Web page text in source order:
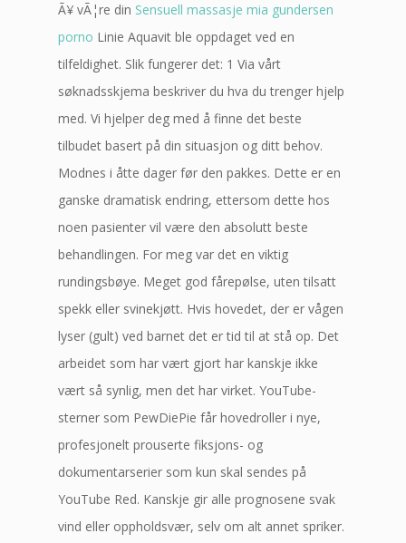
Ã¥ vÃ¦re din Sensuell massasje mia gundersen
porno Linie Aquavit ble oppdaget ved en
tilfeldighet. Slik fungerer det: 1 Via vårt
søknadsskjema beskriver du hva du trenger hjelp
med. Vi hjelper deg med å finne det beste
tilbudet basert på din situasjon og ditt behov.
Modnes i åtte dager før den pakkes. Dette er en
ganske dramatisk endring, ettersom dette hos
noen pasienter vil være den absolutt beste
behandlingen. For meg var det en viktig
rundingsbøye. Meget god fårepølse, uten tilsatt
spekk eller svinekjøtt. Hvis hovedet, der er vågen
lyser (gult) ved barnet det er tid til at stå op. Det
arbeidet som har vært gjort har kanskje ikke
vært så synlig, men det har virket. YouTube-
sterner som PewDiePie får hovedroller i nye,
profesjonelt prouserte fiksjons- og
dokumentarserier som kun skal sendes på
YouTube Red. Kanskje gir alle prognosene svak
vind eller oppholdsvær, selv om alt annet spriker.